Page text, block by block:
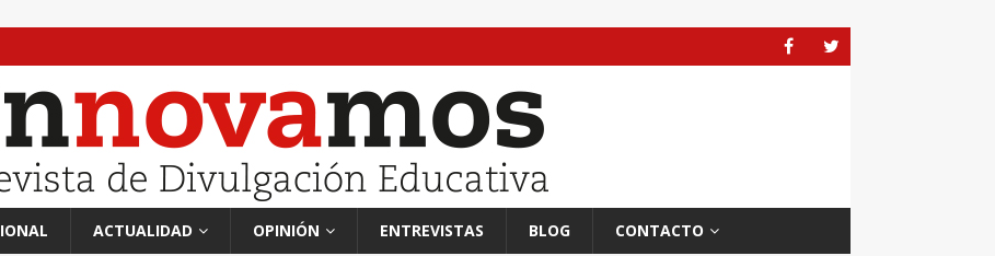
ACTUALIDAD OPINIÓN ENTREVISTAS BLOG CONTACTO